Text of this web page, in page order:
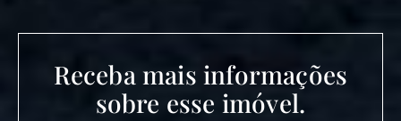
Receba mais informações
sobre esse imóvel.